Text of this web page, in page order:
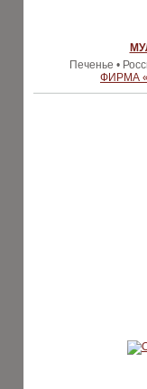
Печенье •
ФИРМА